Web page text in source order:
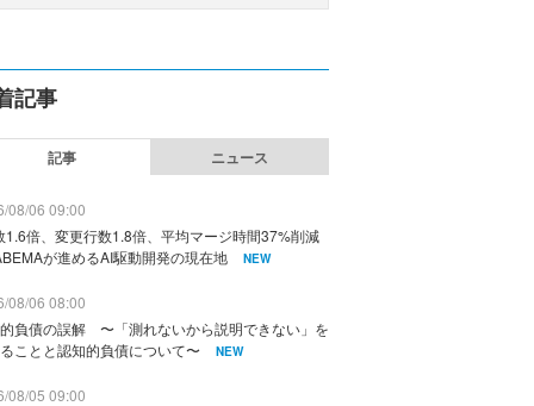
記事
記事 ニュース
08/06 09:00
1.6倍、変更行数1.8倍、平均マージ時間37%削減
が進めるAI駆動開発の現在地
NEW
08/06 08:00
負債の誤解 〜「測れないから説明できない」を
ことと認知的負債について〜
NEW
08/05 09:00